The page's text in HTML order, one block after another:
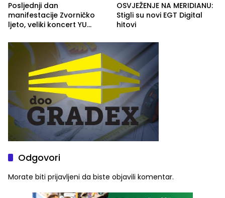
Posljednji dan
manifestacije Zvorničko
ljeto, veliki koncert YU
ove godine
OSVJEŽENJE NA MERIDIANU:
Stigli su novi EGT Digital
hitovi
Odgovori
Morate biti prijavljeni da biste objavili komentar.